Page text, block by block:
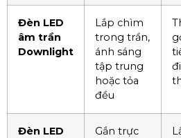
Đèn LED
âm trần
Downlight
Lắp chìm
trong trần,
ánh sáng
tập trung
hoặc tỏa
đều
Đèn LED
Gắn trực